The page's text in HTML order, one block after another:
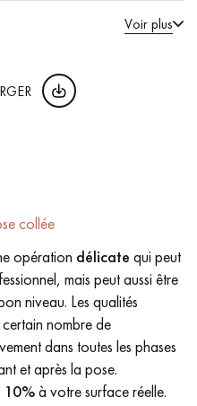
Voir plus
collée
opération délicate qui peut
mais peut aussi être
niveau. Les qualités
nombre de
dans toutes les phases
et après la pose.
10%à votre surface réelle.